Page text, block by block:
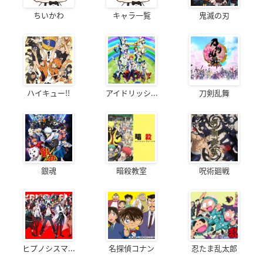
ちいかわ キャラ一覧 鬼滅の刃
ハイキュー!! アイドリッシ... 刀剣乱舞
銀魂 暗殺教室 呪術廻戦
ヒプノシスマ... 名探偵コナン 忍たま乱太郎